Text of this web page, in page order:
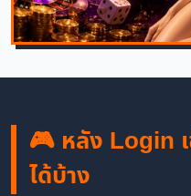
🎮 หลัง Login เ
ได้บ้าง